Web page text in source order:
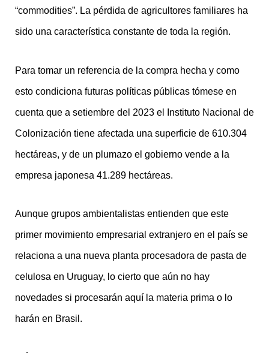
“commodities”. La pérdida de agricultores familiares ha
sido una característica constante de toda la región.
Para tomar un referencia de la compra hecha y como
esto condiciona futuras políticas públicas tómese en
cuenta que a setiembre del 2023 el Instituto Nacional de
Colonización tiene afectada una superficie de 610.304
hectáreas, y de un plumazo el gobierno vende a la
empresa japonesa 41.289 hectáreas.
Aunque grupos ambientalistas entienden que este
primer movimiento empresarial extranjero en el país se
relaciona a una nueva planta procesadora de pasta de
celulosa en Uruguay, lo cierto que aún no hay
novedades si procesarán aquí la materia prima o lo
harán en Brasil.